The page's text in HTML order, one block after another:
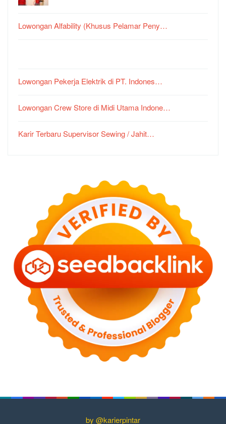
Lowongan Alfability (Khusus Pelamar Peny…
Lowongan Pekerja Elektrik di PT. Indones…
Lowongan Crew Store di Midi Utama Indone…
Karir Terbaru Supervisor Sewing / Jahit…
by @karierpintar